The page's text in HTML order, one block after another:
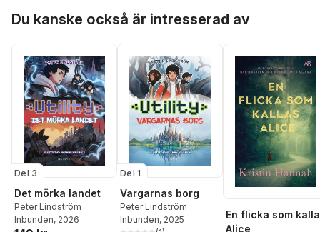
Du kanske också är intresserad av
Del 3
Det mörka landet
Peter Lindström
Inbunden, 2026
Del 1
Vargarnas borg
Peter Lindström
Inbunden, 2025
En flicka som
Alice